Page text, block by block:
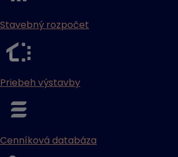
Stavebný rozpočet
Priebeh výstavby
Cenníková databáza